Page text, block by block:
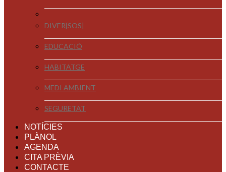
DIVER[SOS]
EDUCACIÓ
HABITATGE
MEDI AMBIENT
SEGURETAT
NOTÍCIES
PLÀNOL
AGENDA
CITA PRÈVIA
CONTACTE